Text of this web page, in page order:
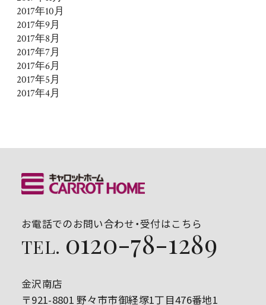
2017年10月
2017年9月
2017年8月
2017年7月
2017年6月
2017年5月
2017年4月
お電話でのお問い合わせ・受付はこちら
TEL. 0120-78-1289
金沢南店
〒921-8801 野々市市御経塚1丁目476番地1